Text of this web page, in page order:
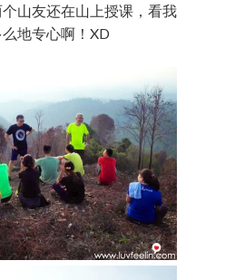
山友还在山上授课，看我
地专心啊！XD